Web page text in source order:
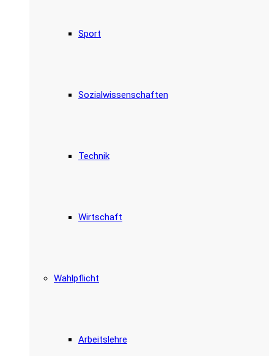
Sport
Sozialwissenschaften
Technik
Wirtschaft
Wahlpflicht
Arbeitslehre